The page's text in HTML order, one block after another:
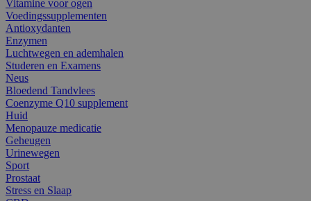
Vitamine voor ogen
Voedingssupplementen
Antioxydanten
Enzymen
Luchtwegen en ademhalen
Studeren en Examens
Neus
Bloedend Tandvlees
Coenzyme Q10 supplement
Huid
Menopauze medicatie
Geheugen
Urinewegen
Sport
Prostaat
Stress en Slaap